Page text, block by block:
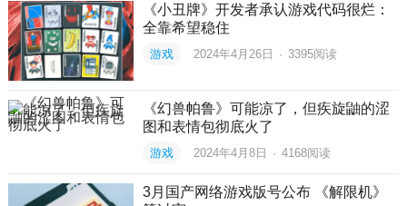
《小丑牌》开发者承认游戏代码很烂：
全靠希望稳住
游戏 2024年4月26日 · 3395阅读
《幻兽帕鲁》可能凉了，但疾旋鼬的涩
图和表情包彻底火了
游戏 2024年4月8日 · 4168阅读
3月国产网络游戏版号公布 《解限机》